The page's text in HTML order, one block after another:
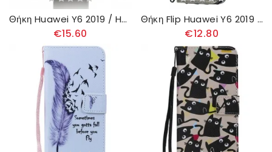
Θήκη Huawei Y6 2019 / Honor 8A Δερμάτινη Θήκη Κάρτας
€15.60
Θήκη Flip Huawei Y6 2019 / Honor 8A δερματινη θηκη Πεταλούδες Και Λοξό Πτερύγιο
€12.80